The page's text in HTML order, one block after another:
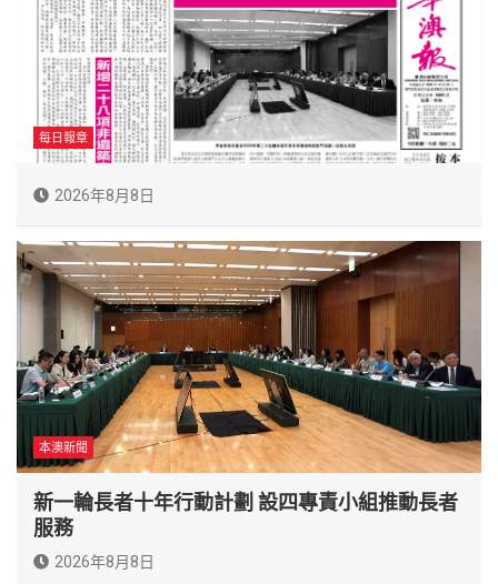
每日報章
2026年8月8日
本澳新聞
新一輪長者十年行動計劃 設四專責小組推動長者
服務
2026年8月8日